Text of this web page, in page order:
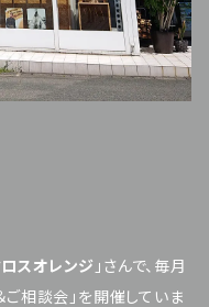
スオレンジ 」さんで、毎月
ご相談会」を開催していま